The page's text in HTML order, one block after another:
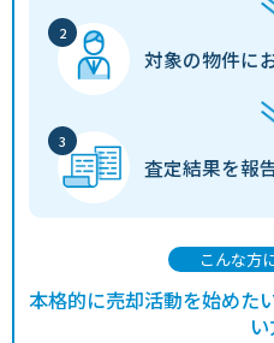
対象の物件に
査定結果を報
こんな方
本格的に売却活動を始めた